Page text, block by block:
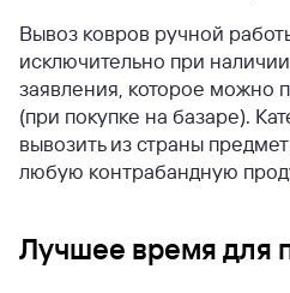
Вывоз ковров ручной
исключительно при
заявления, которое можно
(при покупке на базаре).
вывозить из страны
любую контрабандную
Лучшее время для